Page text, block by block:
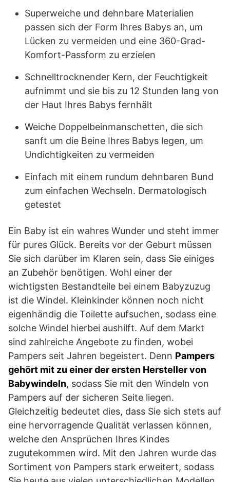
Superweiche und dehnbare Materialien
passen sich der Form Ihres Babys an, um
Lücken zu vermeiden und eine 360-Grad-
Komfort-Passform zu erzielen
Schnelltrocknender Kern, der Feuchtigkeit
aufnimmt und sie bis zu 12 Stunden lang von
der Haut Ihres Babys fernhält
Weiche Doppelbeinmanschetten, die sich
sanft um die Beine Ihres Babys legen, um
Undichtigkeiten zu vermeiden
Einfach mit einem rundum dehnbaren Bund
zum einfachen Wechseln. Dermatologisch
getestet
Ein Baby ist ein wahres Wunder und steht immer
für pures Glück. Bereits vor der Geburt müssen
Sie sich darüber im Klaren sein, dass Sie einiges
an Zubehör benötigen. Wohl einer der
wichtigsten Bestandteile bei einem Babyzuzug
ist die Windel. Kleinkinder können noch nicht
eigenhändig die Toilette aufsuchen, sodass eine
solche Windel hierbei aushilft. Auf dem Markt
sind zahlreiche Angebote zu finden, wobei
Pampers seit Jahren begeistert. Denn Pampers
gehört mit zu einer der ersten Hersteller von
Babywindeln, sodass Sie mit den Windeln von
Pampers auf der sicheren Seite liegen.
Gleichzeitig bedeutet dies, dass Sie sich stets auf
eine hervorragende Qualität verlassen können,
welche den Ansprüchen Ihres Kindes
zugutekommen wird. Mit den Jahren wurde das
Sortiment von Pampers stark erweitert, sodass